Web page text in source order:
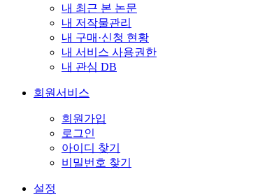
내 최근 본 논문
내 저작물관리
내 구매·신청 현황
내 서비스 사용권한
내 관심 DB
회원서비스
회원가입
로그인
아이디 찾기
비밀번호 찾기
설정